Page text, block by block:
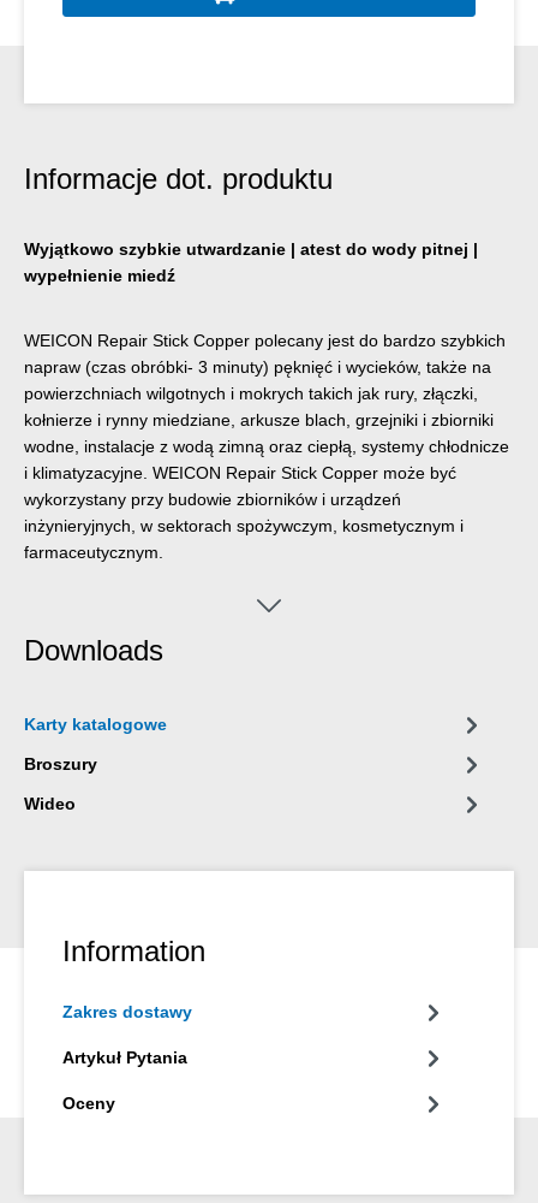
Informacje dot. produktu
Wyjątkowo szybkie utwardzanie | atest do wody pitnej |
wypełnienie miedź
WEICON Repair Stick Copper polecany jest do bardzo szybkich
napraw (czas obróbki- 3 minuty) pęknięć i wycieków, także na
powierzchniach wilgotnych i mokrych takich jak rury, złączki,
kołnierze i rynny miedziane, arkusze blach, grzejniki i zbiorniki
wodne, instalacje z wodą zimną oraz ciepłą, systemy chłodnicze
i klimatyzacyjne. WEICON Repair Stick Copper może być
wykorzystany przy budowie zbiorników i urządzeń
inżynieryjnych, w sektorach spożywczym, kosmetycznym i
farmaceutycznym.
Downloads
Karty katalogowe
Broszury
Wideo
Information
Zakres dostawy
Artykuł Pytania
Oceny